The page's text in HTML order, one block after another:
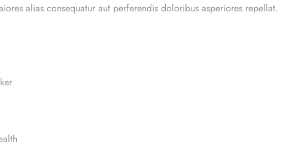
alias consequatur aut perferendis doloribus asperiores repellat.